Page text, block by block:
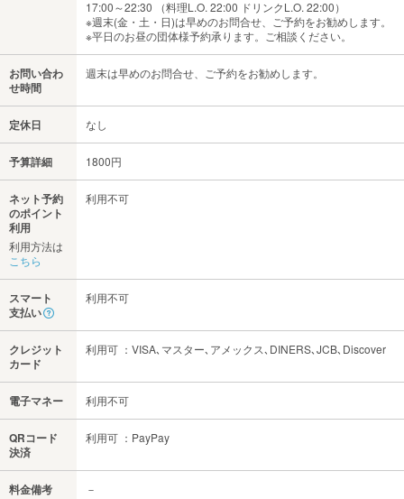
17:00～22:30 （料理L.O. 22:00 ドリンクL.O. 22:00）
※週末(金・土・日)は早めのお問合せ、ご予約をお勧めします。
※平日のお昼の団体様予約承ります。ご相談ください。
お問い合わ
せ時間
週末は早めのお問合せ、ご予約をお勧めします。
定休日 なし
予算詳細 1800円
ネット予約
のポイント
利用
利用方法は
こちら
利用不可
スマート
支払い
利用不可
クレジット
カード
利用可 ：VISA､マスター､アメックス､DINERS､JCB､Discover
電子マネー 利用不可
QRコード
決済
利用可 ：PayPay
料金備考 －